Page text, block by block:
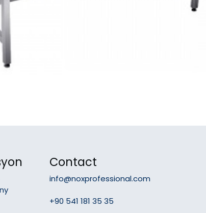
Contact
info@noxprofessional.com
+90 541 181 35 35